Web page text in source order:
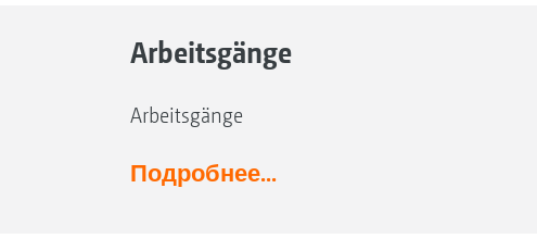
Arbeitsgänge
Arbeitsgänge
Подробнее...